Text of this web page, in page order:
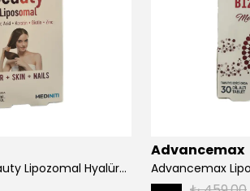
Advancemax Beauty Lipozomal Hyalüronik Asit Keratin Biotin Zn 30 Kapsül 8684375607556
Advancemax